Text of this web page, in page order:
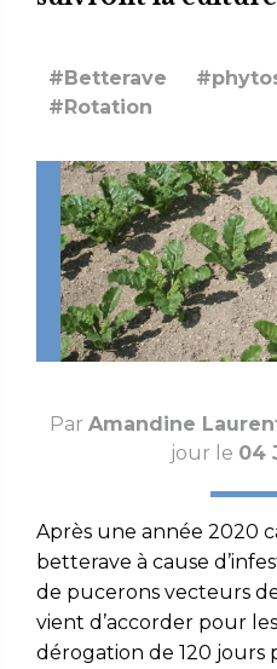
#Betterave
#Rotation
Par Amandine
jour le 04
Après une année 2020
betterave à cause
de pucerons vecteurs
vient d’accorder pour
dérogation de 120 jours